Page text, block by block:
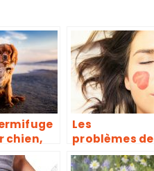
chien,
ce que
?
Les
problèmes de
peau ont
guide de